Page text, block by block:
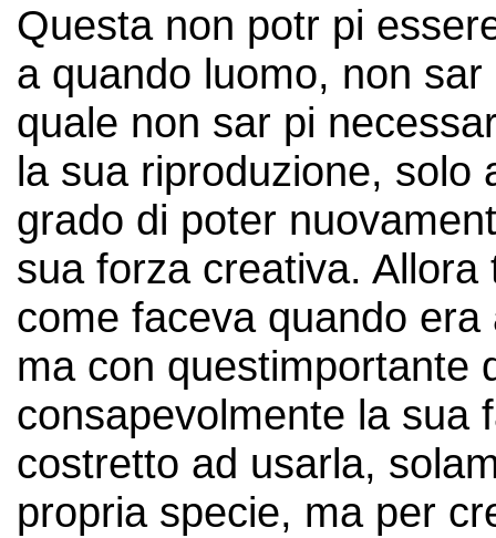
Questa non potr pi
a quando luomo, non
quale non sar pi
la sua riproduzione, solo
grado di poter
sua forza creativa.
come faceva quando
ma con questimportante
consapevolmente la sua
costretto ad usarla,
propria specie, ma per